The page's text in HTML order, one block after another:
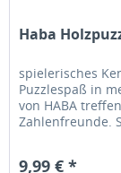
Haba
spielerisches
Puzzlespaß in
von HABA
Zahlenfreunde.
9,99 € *